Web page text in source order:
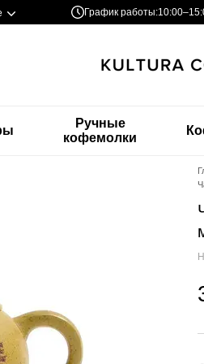
График работы:
Ручные
кофемолки